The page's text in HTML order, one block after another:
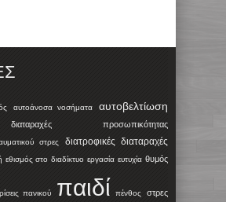
αυτοάνοσα νοσήματα αυτοβελτίωση
διαταραχές προσωπικότητας
στρες διατροφικές διαταραχές
εθισμός στο διαδίκτυο εργασία ευτυχία θυμός
πανικού παιδί πένθος στρες